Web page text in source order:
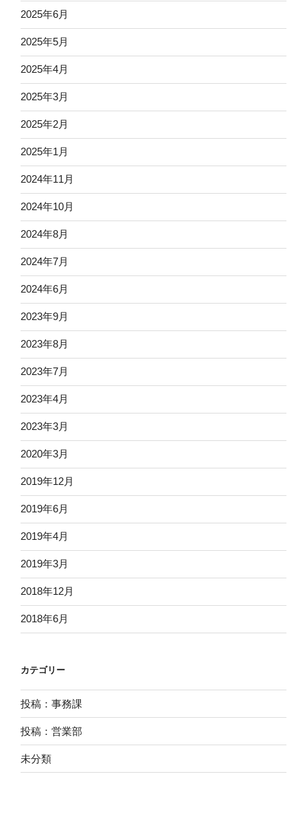
2025年6月
2025年5月
2025年4月
2025年3月
2025年2月
2025年1月
2024年11月
2024年10月
2024年8月
2024年7月
2024年6月
2023年9月
2023年8月
2023年7月
2023年4月
2023年3月
2020年3月
2019年12月
2019年6月
2019年4月
2019年3月
2018年12月
2018年6月
カテゴリー
投稿：事務課
投稿：営業部
未分類